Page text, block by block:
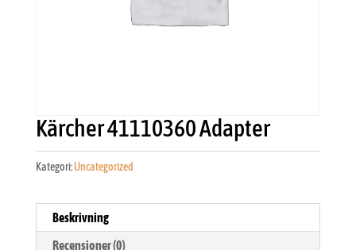
Kärcher 41110360 Adapter
Kategori:Uncategorized
Beskrivning
Recensioner (0)